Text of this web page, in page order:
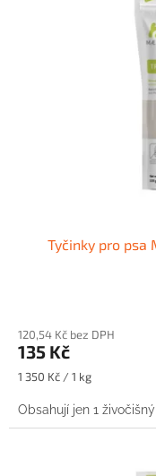
Tyčinky pro psa
120,54 Kč bez DPH
135 Kč
Měrná
1 350 Kč / 1 kg
Obsahují jen 1